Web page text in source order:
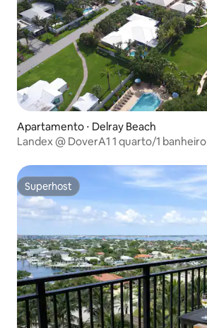
Apartamento ⋅ Delray Beach
Landex @ DoverA1 1 quarto/1 banheiro
Superhost
Superhost